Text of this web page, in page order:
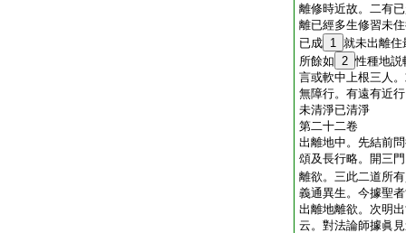
離修時近故。二有
離已經多生修習未
已成 1 就未出離住
所餘如 2 性種地説
言或軟中上根三人
無障行。有遠有近
未清淨已清淨
第二十二卷
出離地中。先結前
頌及長行略。開三
離欲。三此二道所
義通異生。今據聖
出離地離欲。次明
云。對法論師據眞